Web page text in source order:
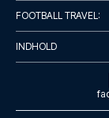
FOOTBALL TRAVEL:
INDHOLD